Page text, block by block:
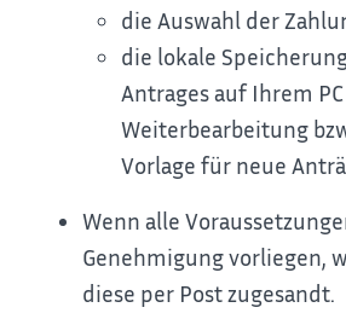
die Auswahl der
die lokale
Antrages auf Ihrem
Weiterbearbeitung
Vorlage für neue
Wenn alle
Genehmigung vorliegen,
diese per Post zugesandt.